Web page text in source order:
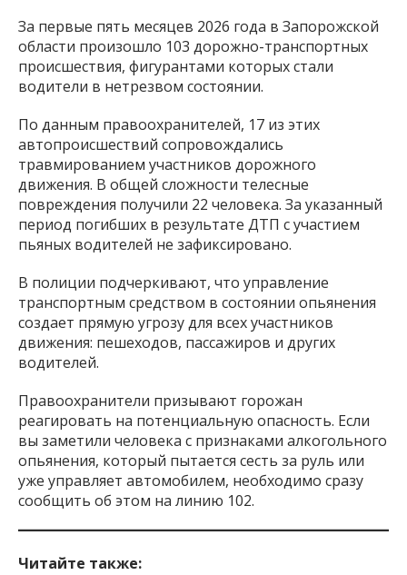
За первые пять месяцев 2026 года в Запорожской
области произошло 103 дорожно-транспортных
происшествия, фигурантами которых стали
водители в нетрезвом состоянии.
По данным правоохранителей, 17 из этих
автопроисшествий сопровождались
травмированием участников дорожного
движения. В общей сложности телесные
повреждения получили 22 человека. За указанный
период погибших в результате ДТП с участием
пьяных водителей не зафиксировано.
В полиции подчеркивают, что управление
транспортным средством в состоянии опьянения
создает прямую угрозу для всех участников
движения: пешеходов, пассажиров и других
водителей.
Правоохранители призывают горожан
реагировать на потенциальную опасность. Если
вы заметили человека с признаками алкогольного
опьянения, который пытается сесть за руль или
уже управляет автомобилем, необходимо сразу
сообщить об этом на линию 102.
Читайте также: